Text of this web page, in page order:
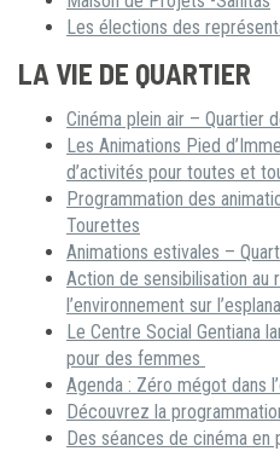
Les élections des
LA VIE DE QUARTIER
Cinéma plein air – Quartier
Les Animations Pied
d’activités pour toutes et
Programmation des
Tourettes
Animations estivales –
Action de sensibilisation au
l’environnement sur
Le Centre Social Gentiana
pour des femmes
Agenda : Zéro mégot dans
Découvrez la
Des séances de cinéma en